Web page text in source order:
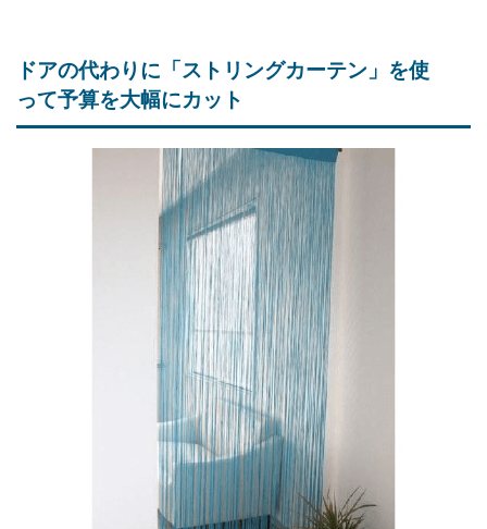
ドアの代わりに「ストリングカーテン」を使
って予算を大幅にカット